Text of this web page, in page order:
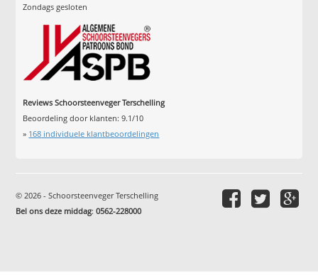
Zondags gesloten
Reviews Schoorsteenveger Terschelling
Beoordeling door klanten:9.1/10
» 168 individuele klantbeoordelingen
© 2026 - Schoorsteenveger Terschelling
Bel ons deze middag:0562-228000